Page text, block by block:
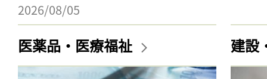
2026/08/05
医薬品・医療福祉 建設